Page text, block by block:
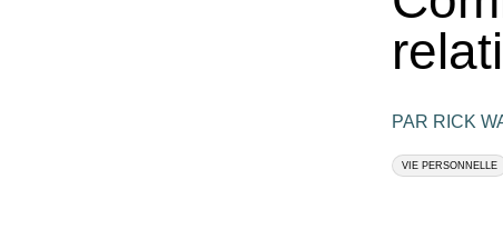
PAR RICK
VIE PERSONNELLE